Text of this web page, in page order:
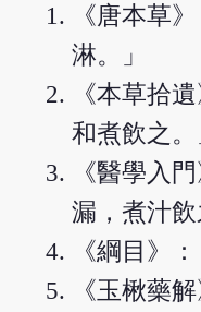
《唐本草
淋。」
《本草拾
和煮飲之。
《醫學入
漏，煮汁飲
《綱目》
《玉楸藥